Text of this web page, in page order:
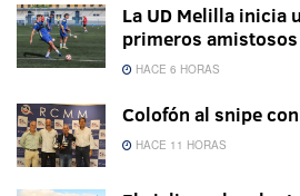
La UD Melilla inicia
primeros amistosos
HACE 6 HORAS
Colofón al snipe
HACE 11 HORAS